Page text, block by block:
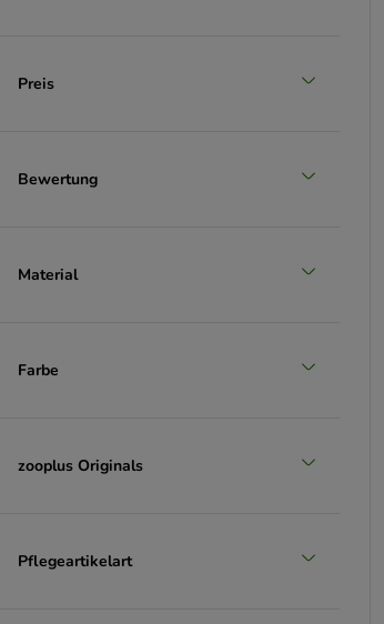
Preis
Bewertung
Material
Farbe
zooplus Originals
Pflegeartikelart